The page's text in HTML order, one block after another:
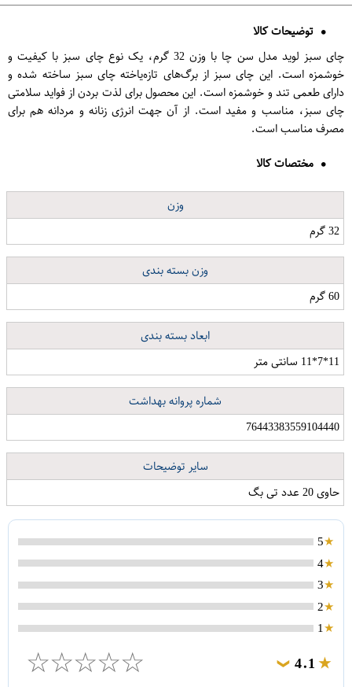
توضیحات کالا
چای سبز لوید مدل سن چا با وزن 32 گرم، یک نوع چای سبز با کیفیت و
خوشمزه است. این چای سبز از برگ‌های تازه‌یاخته چای سبز ساخته شده و
دارای طعمی تند و خوشمزه است. این محصول برای لذت بردن از فواید سلامتی
چای سبز، مناسب و مفید است. از آن جهت انرژی زنانه و مردانه هم برای
مصرف مناسب است.
مختصات کالا
وزن
32 گرم
وزن بسته بندی
60 گرم
ابعاد بسته بندی
11*7*11 سانتی متر
شماره پروانه بهداشت
76443383559104440
سایر توضیحات
حاوی 20 عدد تی بگ
5
4
3
2
1
4.1
❯
☆
☆
☆
☆
☆